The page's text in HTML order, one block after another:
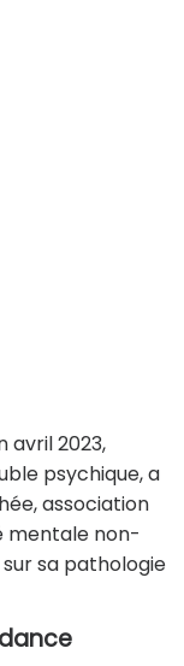
avril 2023,
psychique, a
association
mentale non-
sa pathologie